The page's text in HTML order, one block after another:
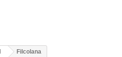
Filcolana